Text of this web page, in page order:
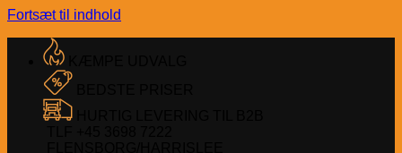
Fortsæt til indhold